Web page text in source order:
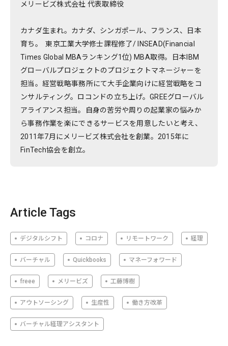
メリービズ株式会社 代表取締役
カナダ生まれ。カナダ、シンガポール、フランス、日本
育ち。 東京工業大学修士課程修了/ INSEAD(Financial
Times Global MBAランキング1位) MBA取得。日本IBM
グローバルプロジェクトのプロジェクトマネージャーを
担当。経営戦略事務所にて大手企業向けに経営戦略をコ
ンサルティング。ロコンドの立ち上げ。GREEグローバル
アライアンス担当。自身の苦労や周りの起業家の悩みか
ら事務作業を楽にできるサービスを用意したいと考え、
2011年7月にメリービズ株式会社を創業。2015年に
FinTech協会を創立。
Article Tags
デジタルシフト コロナ リモートワーク 経理
バーチャル Quickbooks マネーフォワード
freee メリービズ 工藤博樹
アウトソーシング 生産性 働き方改革
バーチャル経理アシスタント